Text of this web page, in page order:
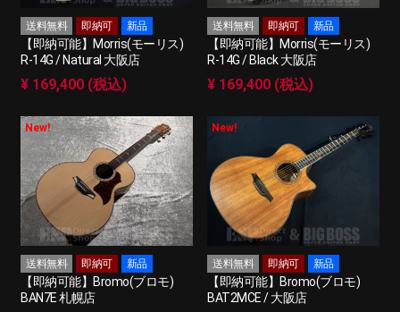
送料無料 即納可 新品
【即納可能】Morris(モーリス)
R-14G / Natural 大阪店
¥ 169,400 (税込)
送料無料 即納可 新品
【即納可能】Morris(モーリス)
R-14G / Black 大阪店
¥ 169,400 (税込)
New!
送料無料 即納可 新品
【即納可能】Bromo(ブロモ)
BAN7E 札幌店
New!
送料無料 即納可 新品
【即納可能】Bromo(ブロモ)
BAT2MCE / 大阪店